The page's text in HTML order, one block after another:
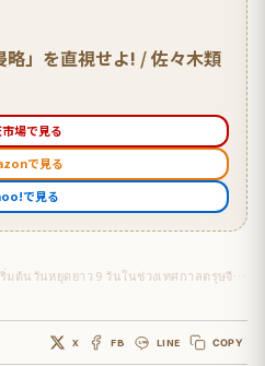
略」を直視せよ! / 佐々木類
場で見る
で見る
で見る
เมื่อวันที่ 15 กุมภาพันธ์ที่ผ่านมา จีนได้เริ่มต้นวันหยุดยาว 9 วันในช่วงเทศกาลตรุษจีน ท่ามกลางความสัมพันธ์ญี่ปุ่น–จีนที่ย่ำแย่ลง
X FB LINE COPY